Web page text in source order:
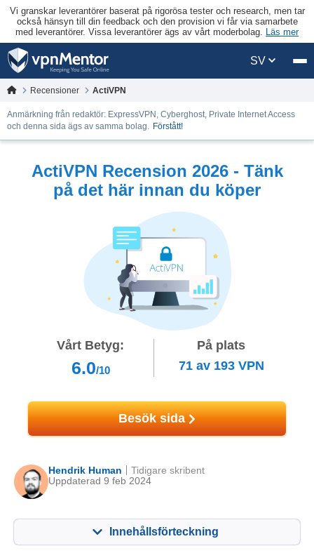
Vi granskar leverantörer baserat på rigorösa tester och research, men tar
också hänsyn till din feedback och den provision vi får via samarbete
med leverantörer. Vissa leverantörer ägs av vårt moderbolag. Läs mer
SV
Recensioner ActiVPN
Anmärkning från redaktör: ExpressVPN, Cyberghost, Private Internet Access
och denna sida ägs av samma bolag. Förstått!
ActiVPN Recension 2026 - Tänk
på det här innan du köper
Vårt Betyg:
6.0/10
På plats
71 av 193VPN
Besök sida
Hendrik Human
Uppdaterad 9 feb 2024
Tidigare skribent
Innehållsförteckning